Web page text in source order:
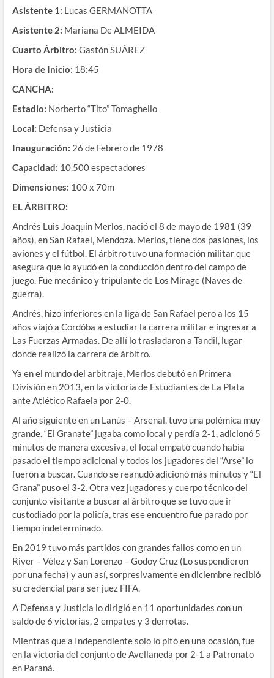
Asistente 1: Lucas GERMANOTTA
Asistente 2: Mariana De ALMEIDA
Cuarto Árbitro: Gastón SUÁREZ
Hora de Inicio: 18:45
CANCHA:
Estadio: Norberto “Tito” Tomaghello
Local: Defensa y Justicia
Inauguración: 26 de Febrero de 1978
Capacidad: 10.500 espectadores
Dimensiones: 100 x 70m
EL ÁRBITRO:
Andrés Luis Joaquín Merlos, nació el 8 de mayo de 1981 (39
años), en San Rafael, Mendoza. Merlos, tiene dos pasiones, los
aviones y el fútbol. El árbitro tuvo una formación militar que
asegura que lo ayudó en la conducción dentro del campo de
juego. Fue mecánico y tripulante de Los Mirage (Naves de
guerra).
Andrés, hizo inferiores en la liga de San Rafael pero a los 15
años viajó a Cordóba a estudiar la carrera militar e ingresar a
Las Fuerzas Armadas. De allí lo trasladaron a Tandil, lugar
donde realizó la carrera de árbitro.
Ya en el mundo del arbitraje, Merlos debutó en Primera
División en 2013, en la victoria de Estudiantes de La Plata
ante Atlético Rafaela por 2-0.
Al año siguiente en un Lanús – Arsenal, tuvo una polémica muy
grande. “El Granate” jugaba como local y perdía 2-1, adicionó 5
minutos de manera excesiva, el local empató cuando había
pasado el tiempo adicional y todos los jugadores del “Arse” lo
fueron a buscar. Cuando se reanudó adicionó más minutos y “El
Grana” puso el 3-2. Otra vez jugadores y cuerpo técnico del
conjunto visitante a buscar al árbitro que se tuvo que ir
custodiado por la policía, tras ese encuentro fue parado por
tiempo indeterminado.
En 2019 tuvo más partidos con grandes fallos como en un
River – Vélez y San Lorenzo – Godoy Cruz (Lo suspendieron
por una fecha) y aun así, sorpresivamente en diciembre recibió
su credencial para ser juez FIFA.
A Defensa y Justicia lo dirigió en 11 oportunidades con un
saldo de 6 victorias, 2 empates y 3 derrotas.
Mientras que a Independiente solo lo pitó en una ocasión, fue
en la victoria del conjunto de Avellaneda por 2-1 a Patronato
en Paraná.